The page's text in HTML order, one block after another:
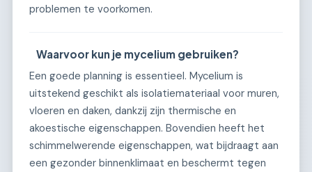
problemen te voorkomen.
Waarvoor kun je mycelium gebruiken?
Een goede planning is essentieel. Mycelium is
uitstekend geschikt als isolatiemateriaal voor muren,
vloeren en daken, dankzij zijn thermische en
akoestische eigenschappen. Bovendien heeft het
schimmelwerende eigenschappen, wat bijdraagt aan
een gezonder binnenklimaat en beschermt tegen